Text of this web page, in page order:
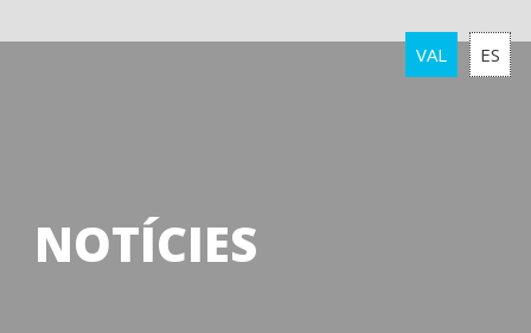
VAL ES
NOTÍCIES